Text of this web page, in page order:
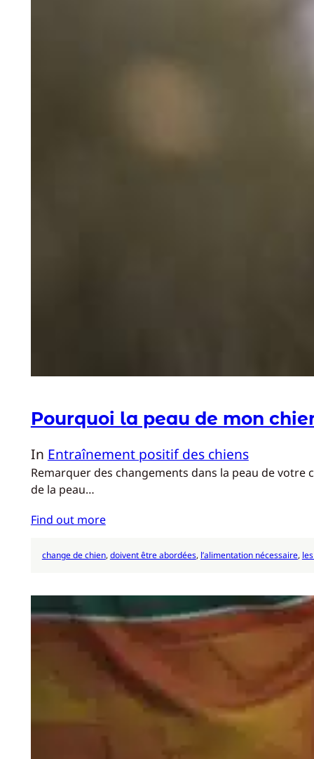
Pourquoi la peau de mon
In Entraînement positif des chiens
Remarquer des changements dans la peau de
de la peau…
Find out more
change de chien, doivent être abordées, l’alimentation nécessaire,